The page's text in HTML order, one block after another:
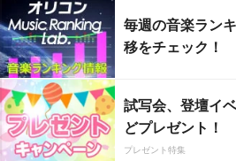
毎週の音楽ラン
移をチェック！
試写会、登壇イ
どプレゼント！
プレゼント特集